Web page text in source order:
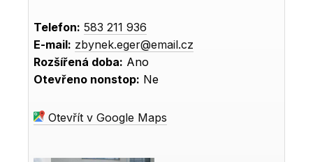
Telefon: 583 211 936
E-mail: zbynek.eger@email.cz
Rozšířená doba: Ano
Otevřeno nonstop: Ne
Otevřít v Google Maps